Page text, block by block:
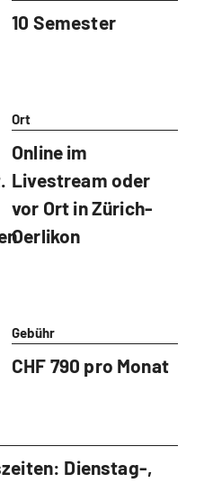
10 Semester
Ort
Online im
Livestream oder
vor Ort in Zürich-
Oerlikon
Gebühr
CHF 790 pro Monat
Dienstag-,